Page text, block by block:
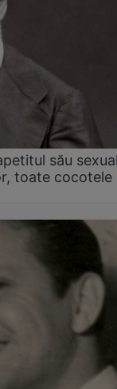
său
toate cocotele